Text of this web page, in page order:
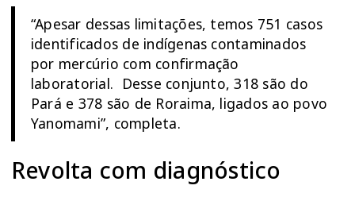
“Apesar dessas limitações, temos 751 casos
identificados de indígenas contaminados
por mercúrio com confirmação
laboratorial. Desse conjunto, 318 são do
Pará e 378 são de Roraima, ligados ao povo
Yanomami”, completa.
Revolta com diagnóstico